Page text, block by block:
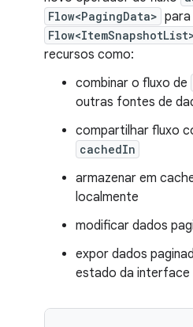
Flow<PagingData>
recursos como:
combinar o fluxo de
outras fontes de
compartilhar fluxo
cachedIn
armazenar em
localmente
modificar dados
expor dados
estado da interface